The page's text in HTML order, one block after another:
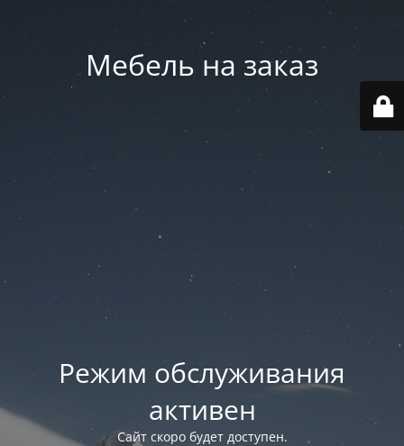
Мебель на заказ
Режим обслуживания
активен
Сайт скоро будет доступен.